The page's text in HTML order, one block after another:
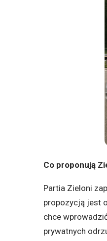
Co proponują
Partia Zieloni
propozycją jest
chce
prywatnych